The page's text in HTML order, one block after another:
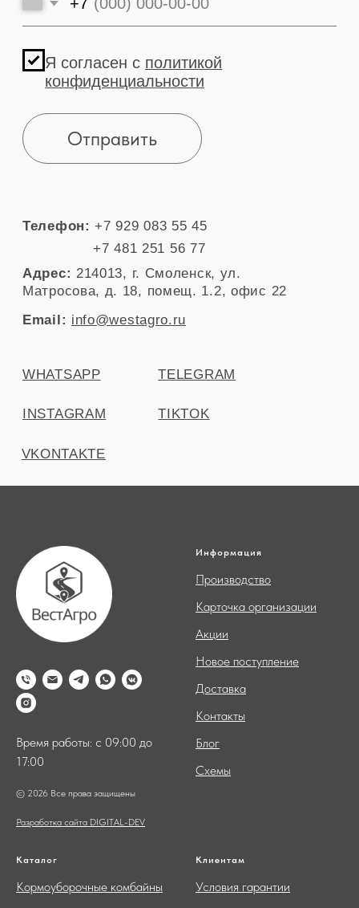
Время работы: с 09:00 до
17:00
© 2026 Все права защищены
Разработка сайта DIGITAL-DEV
Информация
Производство
Карточка организации
Акции
Новое поступление
Доставка
Контакты
Блог
Схемы
Каталог
Кормоуборочные комбайны
Клиентам
Условия гарантии